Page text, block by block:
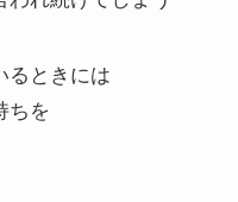
るときには
ちを